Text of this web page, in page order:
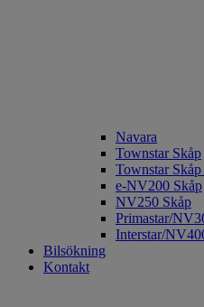
Navara
Townstar Skåp
Townstar
e-NV200 Skåp
NV250 Skåp
Primastar/
Interstar/
Bilsökning
Kontakt